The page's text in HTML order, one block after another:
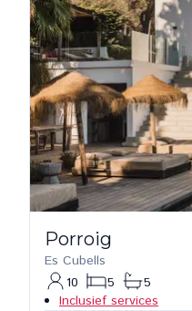
Porroig
Es Cubells
10
5
5
Inclusief services